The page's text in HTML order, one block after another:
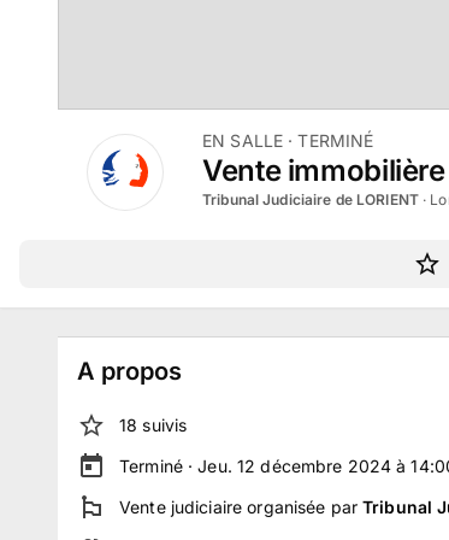
EN SALLE · TERMINÉ
Vente
Tribunal Judiciaire de LORIENT·
A propos
18 suivis
Terminé ·Jeu. 12 décembre 2024 à
Vente judiciaire organisée parTribunal